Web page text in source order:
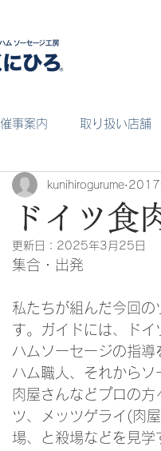
催事案内 取り扱い店舗
ドイツ食
kunihirogurume 2017
更新日： 2025年3月25日
集合・出発
私たちが組んだ今回
す。ガイドには、ド
ハムソーセージの指
ハム職人、それから
肉屋さんなどプロの
ツ、メッツゲライ(肉
場、と殺場などを見学